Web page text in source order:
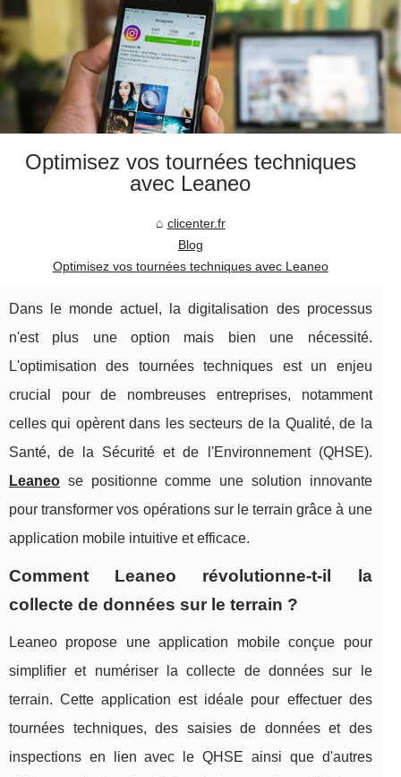
Optimisez vos tournées techniques
avec Leaneo
clicenter.fr
Blog
Optimisez vos tournées techniques avec Leaneo
Dans le monde actuel, la digitalisation des processus
n'est plus une option mais bien une nécessité.
L'optimisation des tournées techniques est un enjeu
crucial pour de nombreuses entreprises, notamment
celles qui opèrent dans les secteurs de la Qualité, de la
Santé, de la Sécurité et de l'Environnement (QHSE).
Leaneo se positionne comme une solution innovante
pour transformer vos opérations sur le terrain grâce à une
application mobile intuitive et efficace.
Comment Leaneo révolutionne-t-il la
collecte de données sur le terrain ?
Leaneo propose une application mobile conçue pour
simplifier et numériser la collecte de données sur le
terrain. Cette application est idéale pour effectuer des
tournées techniques, des saisies de données et des
inspections en lien avec le QHSE ainsi que d'autres